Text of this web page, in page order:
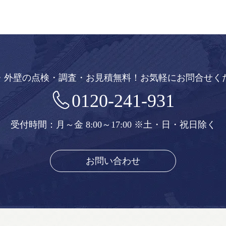
外壁の点検・調査・お見積無料！ お気軽にお問合せく
0120-241-931
受付時間：月～金 8:00～17:00 ※土・日・祝日除く
お問い合わせ